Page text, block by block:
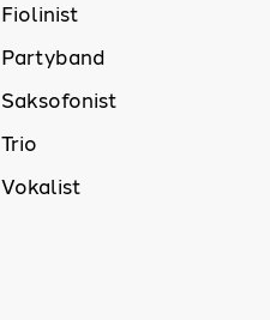
Fiolinist
Partyband
Saksofonist
Trio
Vokalist